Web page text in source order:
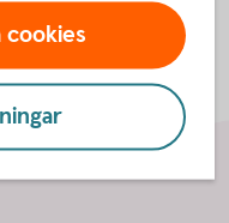
cookies